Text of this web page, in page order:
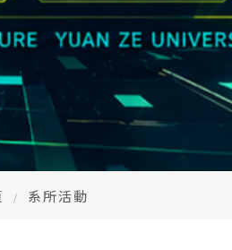
系所活動